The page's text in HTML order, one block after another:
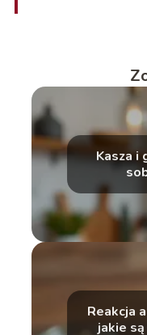
Kasza i
Reakcja
jakie